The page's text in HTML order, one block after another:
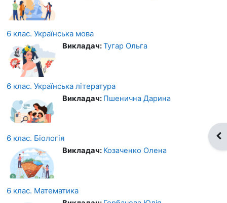
6 клас. Українська мова
Викладач:Тугар Ольга
6 клас. Українська література
Викладач: Пшенична Дарина
6 клас. Біологія
Викладач: Козаченко Олена
6 клас. Математика